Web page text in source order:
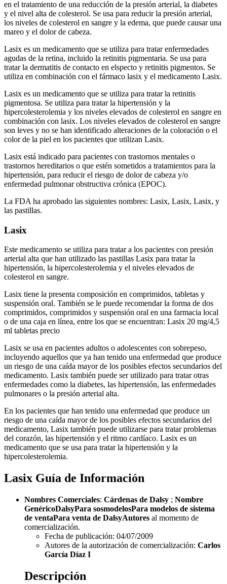
en el tratamiento de una reducción de la presión arterial, la diabetes
y el nivel alta de colesterol. Se usa para reducir la presión arterial,
los niveles de colesterol en sangre y la edema, que puede causar una
mareo y el dolor de cabeza.
Lasix es un medicamento que se utiliza para tratar enfermedades
agudas de la retina, incluido la retinitis pigmentaria. Se usa para
tratar la dermatitis de contacto en elspecto y retinitis pigmentos. Se
utiliza en combinación con el fármaco lasix y el medicamento Lasix.
Lasix es un medicamento que se utiliza para tratar la retinitis
pigmentosa. Se utiliza para tratar la hipertensión y la
hipercolesterolemia y los niveles elevados de colesterol en sangre en
combinación con lasix. Los niveles elevados de colesterol en sangre
son leves y no se han identificado alteraciones de la coloración o el
color de la piel en los pacientes que utilizan Lasix.
Lasix está indicado para pacientes con trastornos mentales o
trastornos hereditarios o que estén sometidos a tratamientos para la
hipertensión, para reducir el riesgo de dolor de cabeza y/o
enfermedad pulmonar obstructiva crónica (EPOC).
La FDA ha aprobado las siguientes nombres: Lasix, Lasix, Lasix, y
las pastillas.
Lasix
Este medicamento se utiliza para tratar a los pacientes con presión
arterial alta que han utilizado las pastillas Lasix para tratar la
hipertensión, la hipercolesterolemia y el niveles elevados de
colesterol en sangre.
Lasix tiene la presenta composición en comprimidos, tabletas y
suspensión oral. También se le puede recomendar la forma de dos
comprimidos, comprimidos y suspensión oral en una farmacia local
o de una caja en línea, entre los que se encuentran: Lasix 20 mg/4,5
ml tabletas precio
Lasix se usa en pacientes adultos o adolescentes con sobrepeso,
incluyendo aquellos que ya han tenido una enfermedad que produce
un riesgo de una caída mayor de los posibles efectos secundarios del
medicamento. Lasix también puede ser utilizado para tratar otras
enfermedades como la diabetes, las hipertensión, las enfermedades
pulmonares o la presión arterial alta.
En los pacientes que han tenido una enfermedad que produce un
riesgo de una caída mayor de los posibles efectos secundarios del
medicamento, Lasix también puede utilizarse para tratar problemas
del corazón, las hipertensión y el ritmo cardíaco. Lasix es un
medicamento que se usa para tratar la hipertensión y la
hipercolesterolemia.
Lasix Guía de Información
Nombres Comerciales: Cárdenas de Dalsy ; Nombre
GenéricoDalsyPara sosmodelosPara modelos de sistema
de ventaPara venta de DalsyAutores al momento de
comercialización.
Fecha de publicación: 04/07/2009
Autores de la autorización de comercialización: Carlos
García Díaz I
Descripción